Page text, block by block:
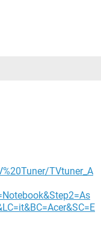
TVtuner_A